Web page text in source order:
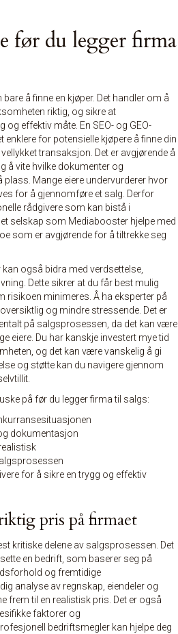
før du legger firma
å finne en kjøper. Det handler om å
riktig, og sikre at
og effektiv måte. En SEO- og GEO-
for potensielle kjøpere å finne din
transaksjon. Det er avgjørende å
å vite hvilke dokumenter og
Mange eiere undervurderer hvor
for å gjennomføre et salg. Derfor
rådgivere som kan bistå i
selskap som Mediabooster hjelpe med
som er avgjørende for å tiltrekke seg
også bidra med verdsettelse,
Dette sikrer at du får best mulig
risikoen minimeres. Å ha eksperter på
og mindre stressende. Det er
på salgsprosessen, da det kan være
eiere. Du har kanskje investert mye tid
og det kan være vanskelig å gi
og støtte kan du navigere gjennom
på før du legger firma til salgs:
dokumentasjon
for å sikre en trygg og effektiv
pris på firmaet
kritiske delene av salgsprosessen. Det
en bedrift, som baserer seg på
og fremtidige
analyse av regnskap, eiendeler og
frem til en realistisk pris. Det er også
faktorer og
bedriftsmegler kan hjelpe deg